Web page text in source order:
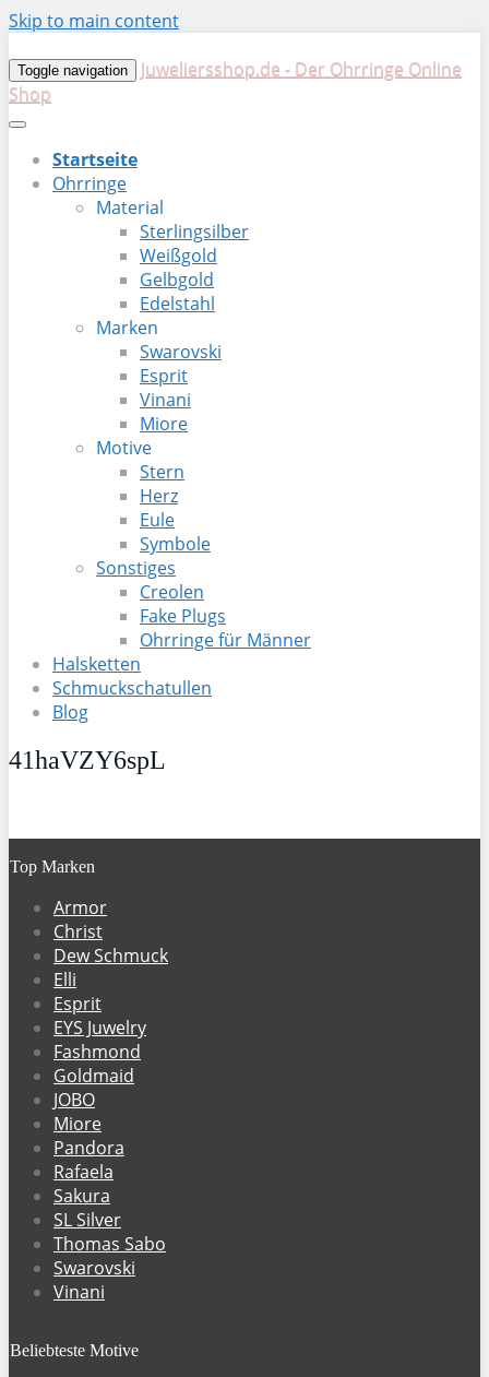
Skip to main content
Toggle navigation
Juweliersshop.de - Der Ohrringe Online
Shop
Startseite
Ohrringe
Material
Sterlingsilber
Weißgold
Gelbgold
Edelstahl
Marken
Swarovski
Esprit
Vinani
Miore
Motive
Stern
Herz
Eule
Symbole
Sonstiges
Creolen
Fake Plugs
Ohrringe für Männer
Halsketten
Schmuckschatullen
Blog
41haVZY6spL
Top Marken
Armor
Christ
Dew Schmuck
Elli
Esprit
EYS Juwelry
Fashmond
Goldmaid
JOBO
Miore
Pandora
Rafaela
Sakura
SL Silver
Thomas Sabo
Swarovski
Vinani
Beliebteste Motive